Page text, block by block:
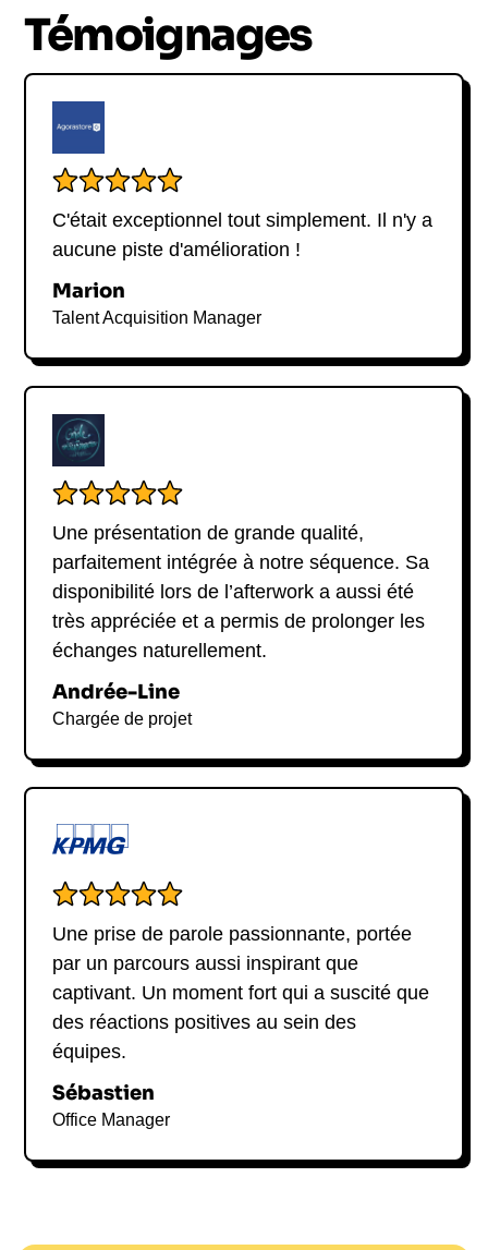
incontournable pour toute personne intéressée par
l'innovation et le leadership conscient.
Témoignages
C'était exceptionnel tout simplement. Il n'y a
aucune piste d'amélioration !
Marion
Talent Acquisition Manager
Une présentation de grande qualité,
parfaitement intégrée à notre séquence. Sa
disponibilité lors de l’afterwork a aussi été
très appréciée et a permis de prolonger les
échanges naturellement.
Andrée-Line
Chargée de projet
Une prise de parole passionnante, portée
par un parcours aussi inspirant que
captivant. Un moment fort qui a suscité que
des réactions positives au sein des
équipes.
Sébastien
Office Manager